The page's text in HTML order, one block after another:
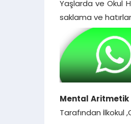
Yaşlarda ve Okul
saklama ve
Mental Aritmetik
Tarafından İlkokul